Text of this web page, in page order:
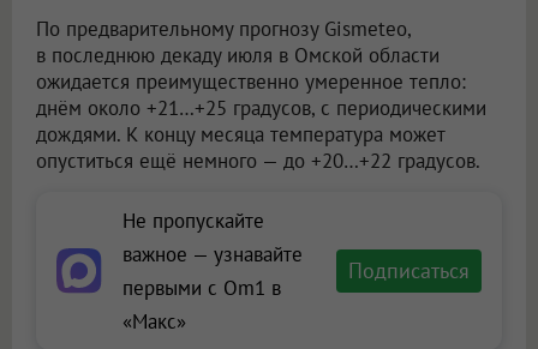
По предварительному прогнозу Gismeteo,
в последнюю декаду июля в Омской области
ожидается преимущественно умеренное тепло:
днём около +21…+25 градусов, с периодическими
дождями. К концу месяца температура может
опуститься ещё немного — до +20…+22 градусов.
Не пропускайте
важное — узнавайте
первыми с Om1 в
«Макс»
Подписаться